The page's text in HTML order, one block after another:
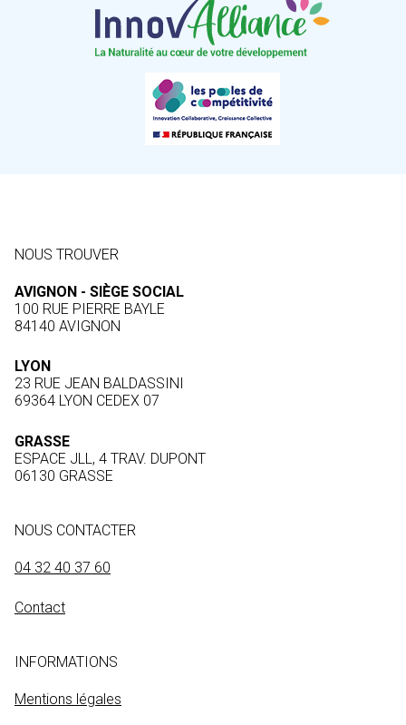
NOUS TROUVER
AVIGNON - SIÈGE SOCIAL
100 RUE PIERRE BAYLE
84140 AVIGNON
LYON
23 RUE JEAN BALDASSINI
69364 LYON CEDEX 07
GRASSE
ESPACE JLL, 4 TRAV. DUPONT
06130 GRASSE
NOUS CONTACTER
04 32 40 37 60
Contact
INFORMATIONS
Mentions légales